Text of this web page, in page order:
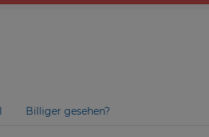
Billiger gesehen?